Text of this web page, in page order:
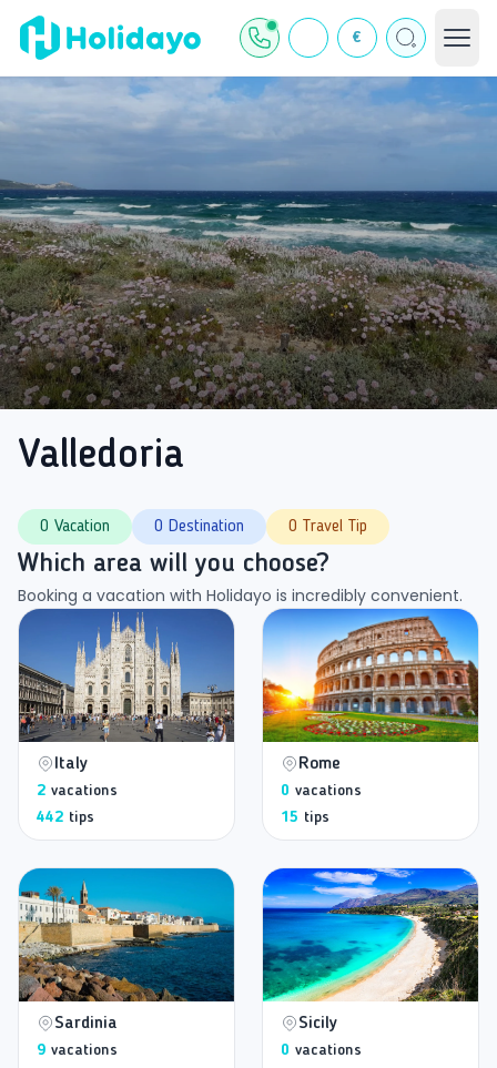
€
Valledoria
0 Vacation 0 Destination 0 Travel Tip
Which area will you choose?
Booking a vacation with Holidayo is incredibly convenient.
Italy
2 vacations
442 tips
Rome
0 vacations
15 tips
Sardinia
9 vacations
Sicily
0 vacations